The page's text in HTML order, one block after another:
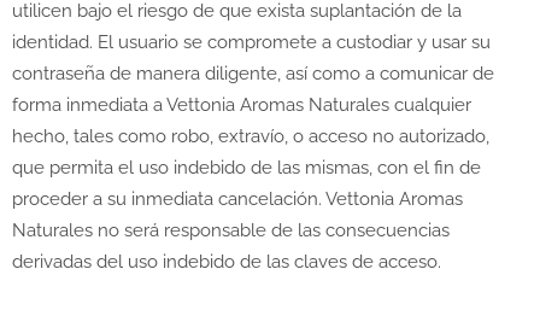
utilicen bajo el riesgo de que exista suplantación de la
identidad. El usuario se compromete a custodiar y usar su
contraseña de manera diligente, así como a comunicar de
forma inmediata a Vettonia Aromas Naturales cualquier
hecho, tales como robo, extravío, o acceso no autorizado,
que permita el uso indebido de las mismas, con el fin de
proceder a su inmediata cancelación. Vettonia Aromas
Naturales no será responsable de las consecuencias
derivadas del uso indebido de las claves de acceso.